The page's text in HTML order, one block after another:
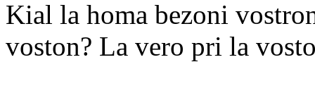
Kial la homa bezoni
voston? La vero pri la